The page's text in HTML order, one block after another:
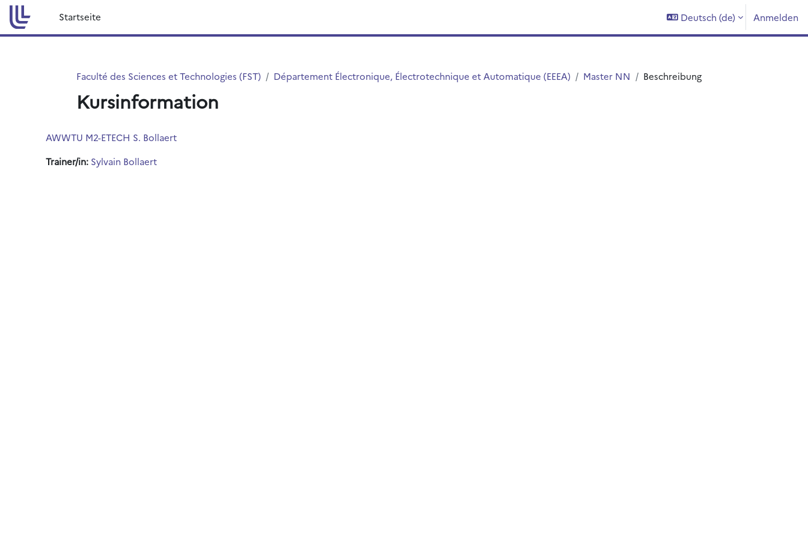
Zum Hauptinhalt
Startseite
Deutsch ‎(de)‎ Anmelden
Faculté des Sciences et Technologies (FST) Département Électronique, Électrotechnique et Automatique (EEEA) Master NN Beschreibung
Kursinformation
AWWTU M2-ETECH S. Bollaert
Trainer/in: Sylvain Bollaert